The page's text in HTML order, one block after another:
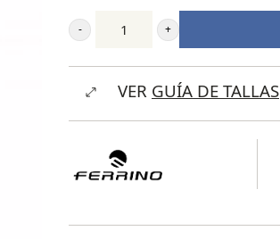
Ferrino
Security
Belt
Matrix
VER GUÍA DE TALLAS